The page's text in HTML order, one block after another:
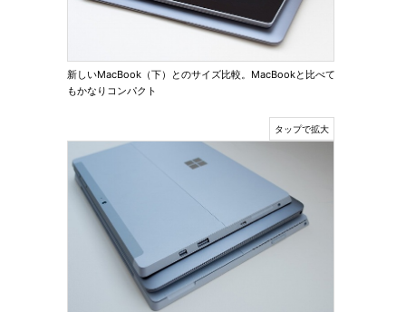
新しいMacBook（下）とのサイズ比較。MacBookと比べて
もかなりコンパクト